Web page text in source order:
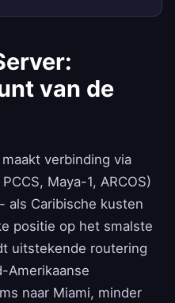
van de
verbinding via
Maya-1, ARCOS)
als Caribische kusten
positie op het smalste
uitstekende routering
Amerikaanse
naar Miami, minder